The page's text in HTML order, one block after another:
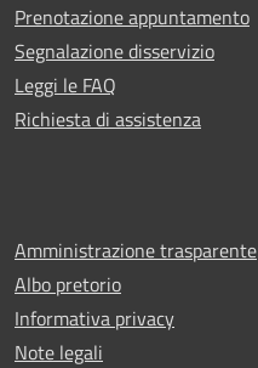
Prenotazione appuntamento
Segnalazione disservizio
Leggi le FAQ
Richiesta di assistenza
Amministrazione trasparente
Albo pretorio
Informativa privacy
Note legali